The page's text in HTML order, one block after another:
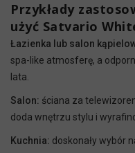
Przykłady
użyć Satvario
Łazienka lub salon
spa-like atmosferę, a
lata.
Salon: ściana za
doda wnętrzu stylu i
Kuchnia: doskonały wybór